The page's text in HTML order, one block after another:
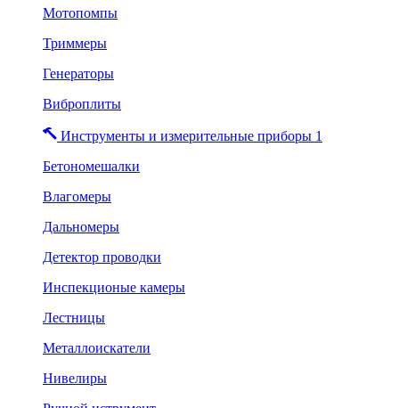
Мотопомпы
Триммеры
Генераторы
Виброплиты
Инструменты и измерительные приборы 1
Бетономешалки
Влагомеры
Дальномеры
Детектор проводки
Инспекционые камеры
Лестницы
Металлоискатели
Нивелиры